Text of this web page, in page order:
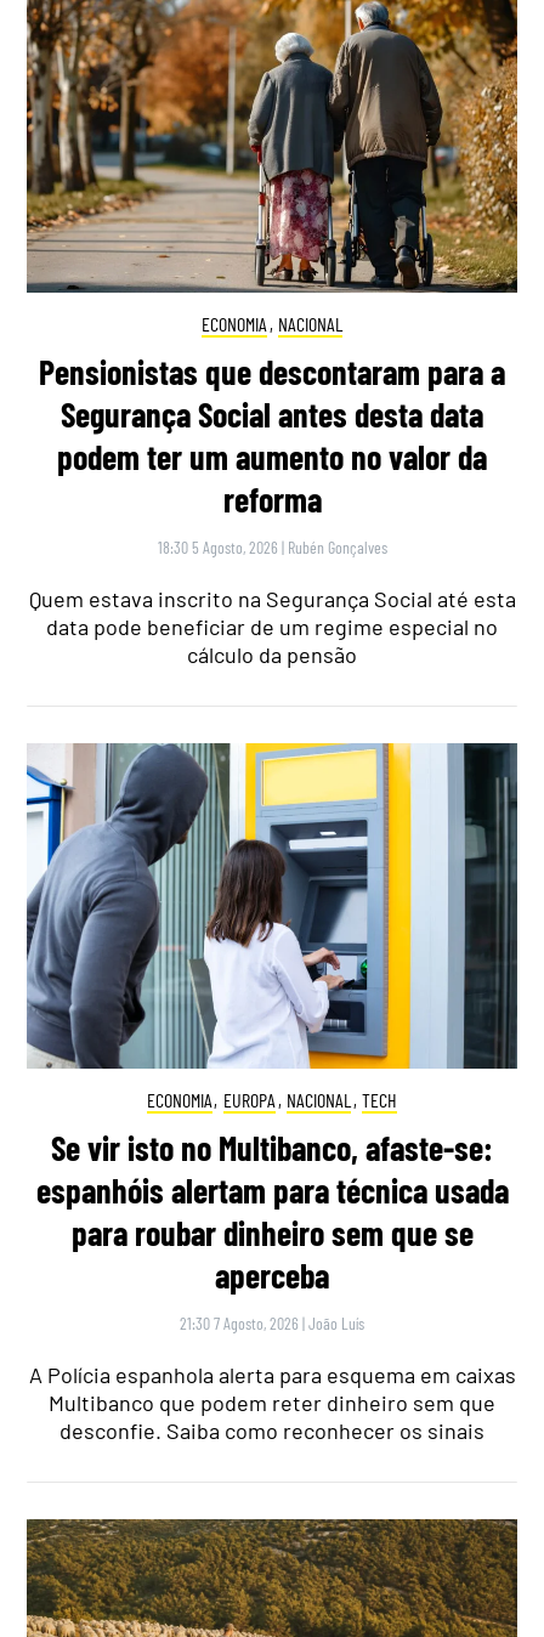
ECONOMIA , NACIONAL
Pensionistas que descontaram para a
Segurança Social antes desta data
podem ter um aumento no valor da
reforma
18:30 5 Agosto, 2026 | Rubén Gonçalves
Quem estava inscrito na Segurança Social até esta
data pode beneficiar de um regime especial no
cálculo da pensão
ECONOMIA, EUROPA , NACIONAL , TECH
Se vir isto no Multibanco, afaste-se:
espanhóis alertam para técnica usada
para roubar dinheiro sem que se
aperceba
21:30 7 Agosto, 2026 |João Luís
A Polícia espanhola alerta para esquema em caixas
Multibanco que podem reter dinheiro sem que
desconfie. Saiba como reconhecer os sinais